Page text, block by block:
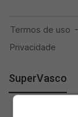
SuperVasco